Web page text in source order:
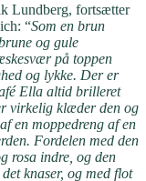
Lundberg, fortsætter
“Som en brun
og gule
på toppen
og lykke. Der er
Ella altid brilleret
virkelig klæder den og
en moppedreng af en
Fordelen med den
rosa indre, og den
knaser, og med flot